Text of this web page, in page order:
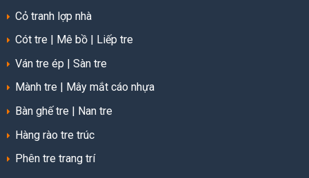
Cỏ tranh lợp nhà
Cót tre
Mê bồ
Liếp tre
Ván tre ép | Sàn tre
Mành tre
Mây mắt cáo nhựa
Bàn ghế tre | Nan tre
Hàng rào tre trúc
Phên tre trang trí